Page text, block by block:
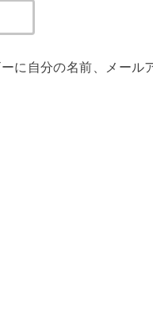
に自分の名前、メール